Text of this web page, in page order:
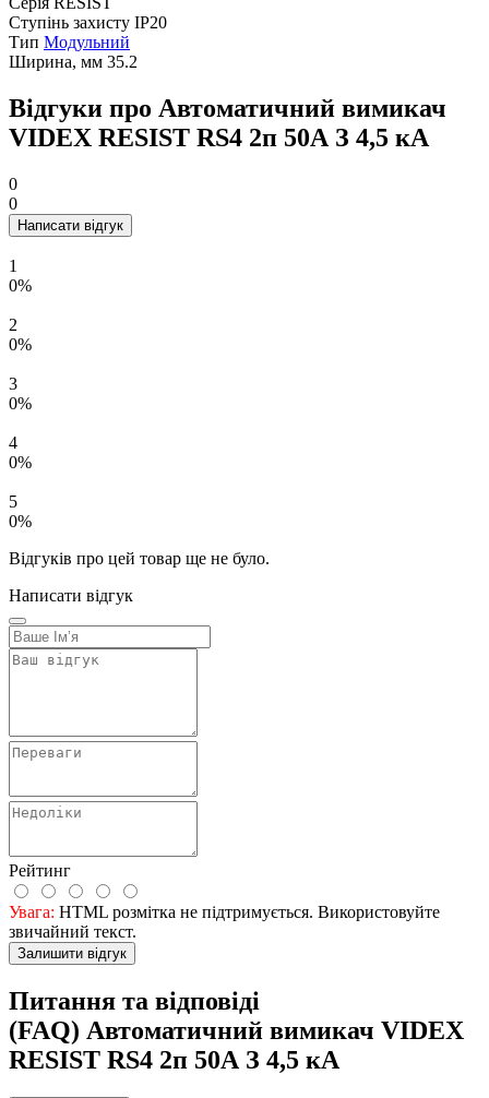
Ступінь захисту IP20
Тип Модульний
Ширина, мм 35.2
Відгуки про Автоматичний вимикач
VIDEX RESIST RS4 2п 50А З 4,5 кА
0
0
Написати відгук
1
0%
2
0%
3
0%
4
0%
5
0%
Відгуків про цей товар ще не було.
Написати відгук
Рейтинг
Увага: HTML розмітка не підтримується. Використовуйте
звичайний текст.
Залишити відгук
Питання та відповіді
(FAQ) Автоматичний вимикач VIDEX
RESIST RS4 2п 50А З 4,5 кА